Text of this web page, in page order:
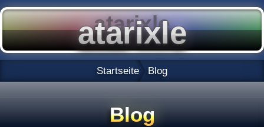
Startseite Blog
Blog